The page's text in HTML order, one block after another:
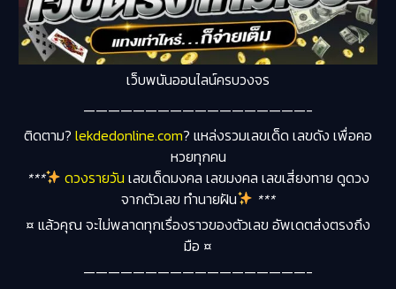
เว็บพนันออนไลน์ครบวงจร
——————————————————-
ติดตาม? lekdedonline.com? แหล่งรวมเลขเด็ด เลขดัง เพื่อคอ
หวยทุกคน
***
ดวงรายวัน เลขเด็ดมงคล เลขมงคล เลขเสี่ยงทาย ดูดวง
จากตัวเลข ทำนายฝัน
***
¤ แล้วคุณ จะไม่พลาดทุกเรื่องราวของตัวเลข อัพเดตส่งตรงถึง
มือ ¤
——————————————————-